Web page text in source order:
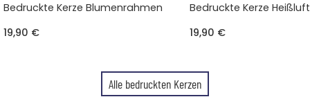
Bedruckte Kerze Blumenrahmen
19,90 €
Bedruckte Kerze
19,90 €
Alle bedruckten Kerzen